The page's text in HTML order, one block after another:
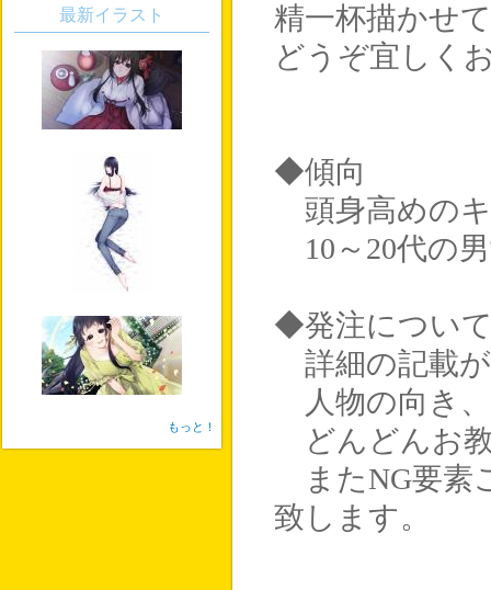
精一杯描かせ
どうぞ宜しく
◆傾向
頭身高めの
10～20代の
◆発注につい
詳細の記載
人物の向き
どんどんお
またNG要素
致します。
最新イラスト
もっと！